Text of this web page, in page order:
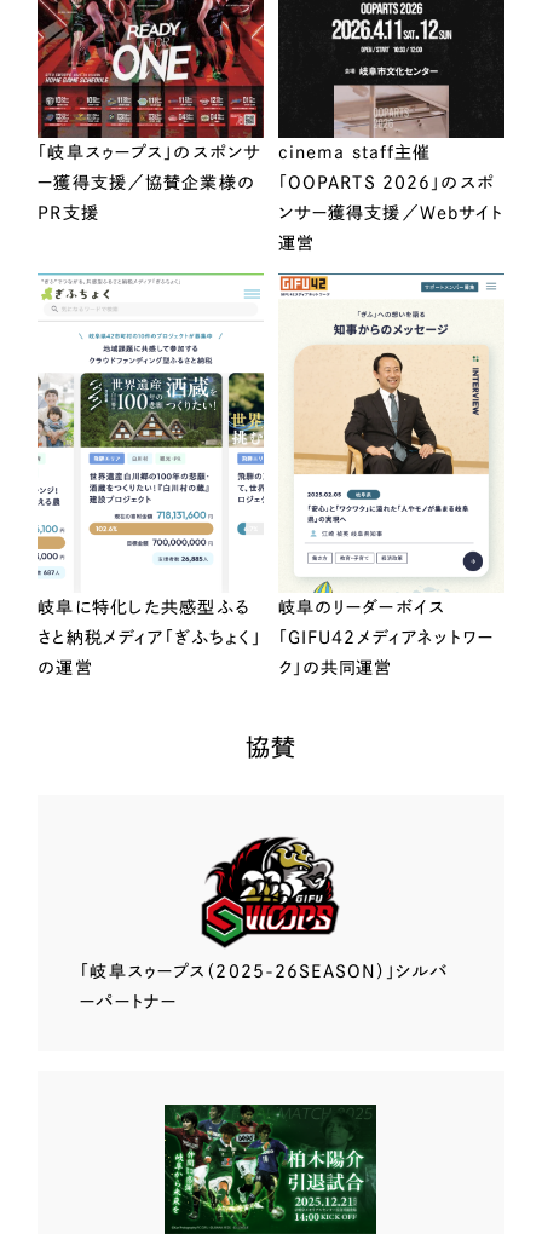
「岐阜スゥープス」のスポンサ
ー獲得支援／協賛企業様の
PR支援
cinema staff主催
「OOPARTS 2026」のスポ
ンサー獲得支援／Webサイト
運営
岐阜に特化した共感型ふる
さと納税メディア「ぎふちょく」
の運営
岐阜のリーダーボイス
「GIFU42メディアネットワー
ク」の共同運営
協賛
「岐阜スゥープス （2025-26SEASON）」 シルバ
ーパートナー